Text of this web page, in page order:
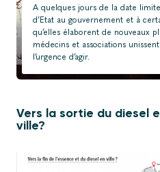
A quelques jours de la date
d’Etat au gouvernement et à
qu’elles élaborent de nouveaux
médecins et associations
l’urgence d’agir.
Vers la sortie du diesel
ville?